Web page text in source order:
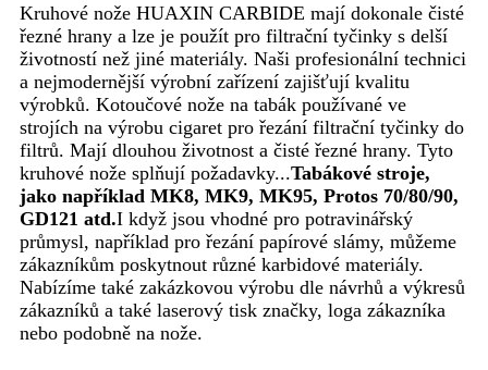
Kruhové nože HUAXIN CARBIDE mají dokonale čisté
řezné hrany a lze je použít pro filtrační tyčinky s delší
životností než jiné materiály. Naši profesionální technici
a nejmodernější výrobní zařízení zajišťují kvalitu
výrobků. Kotoučové nože na tabák používané ve
strojích na výrobu cigaret pro řezání filtrační tyčinky do
filtrů. Mají dlouhou životnost a čisté řezné hrany. Tyto
kruhové nože splňují požadavky...Tabákové stroje,
jako například MK8, MK9, MK95, Protos 70/80/90,
GD121 atd.I když jsou vhodné pro potravinářský
průmysl, například pro řezání papírové slámy, můžeme
zákazníkům poskytnout různé karbidové materiály.
Nabízíme také zakázkovou výrobu dle návrhů a výkresů
zákazníků a také laserový tisk značky, loga zákazníka
nebo podobně na nože.